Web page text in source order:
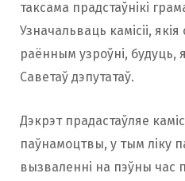
таксама прадстаўнікі
Узначальваць камісіі,
раённым узроўні, будуць,
Саветаў дэпутатаў.
Дэкрэт прадастаўляе
паўнамоцтвы, у тым ліку
вызваленні на пэўны час